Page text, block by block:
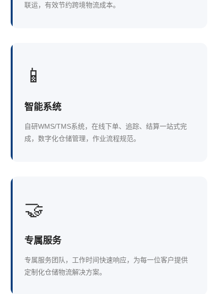
联运，有效节约跨境物流成本。
📱
智能系统
自研WMS/TMS系统，在线下单、追踪、结算一站式完
成，数字化仓储管理，作业流程规范。
🤝
专属服务
专属服务团队，工作时间快速响应，为每一位客户提供
定制化仓储物流解决方案。